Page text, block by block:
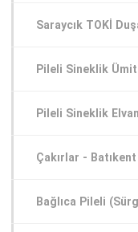
Saraycık TOKİ
Pileli Sineklik
Pileli Sineklik
Çakırlar -
Bağlıca Pileli